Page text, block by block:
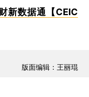
新数据通【CEIC
版面编辑：王丽琨